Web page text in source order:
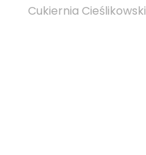
Cukiernia Cieślikowski